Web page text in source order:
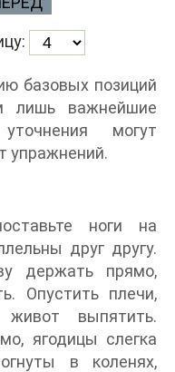
базовых позиций
лишь важнейшие
могут
упражнений.
ноги на
друг другу.
держать прямо,
Опустить плечи,
живот выпятить.
ягодицы слегка
в коленях,